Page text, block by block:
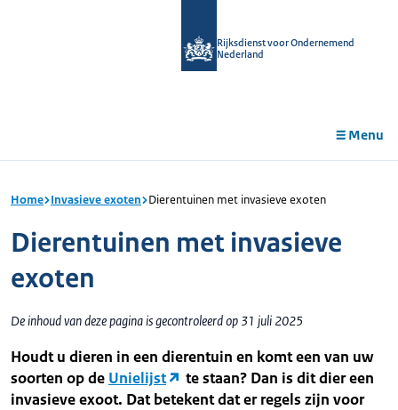
Rijksdienst voor Ondernemend
Nederland
Menu
Home Invasieve exoten Dierentuinen met invasieve exoten
Dierentuinen met invasieve
exoten
De inhoud van deze pagina is gecontroleerd op 31 juli 2025
Houdt u dieren in een dierentuin en komt een van uw
soorten op de Unielijst
te staan? Dan is dit dier een
invasieve exoot. Dat betekent dat er regels zijn voor